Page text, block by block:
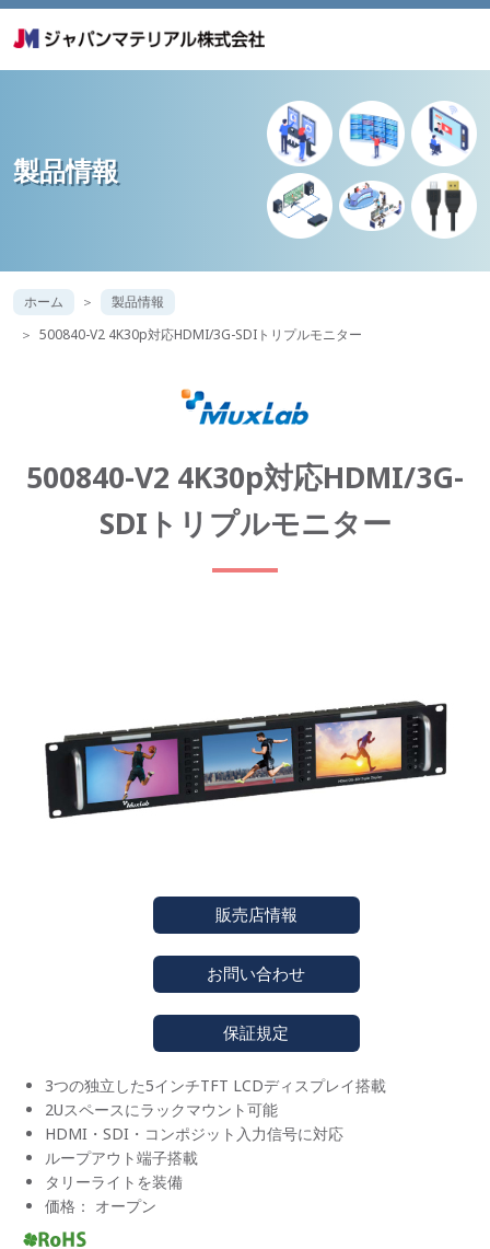
製品情報
ホーム
製品情報
500840-V2 4K30p対応HDMI/3G-SDIトリプルモニター
500840-V2 4K30p対応HDMI/3G-
SDIトリプルモニター
販売店情報
お問い合わせ
保証規定
3つの独立した5インチTFT LCDディスプレイ搭載
2Uスペースにラックマウント可能
HDMI・SDI・コンポジット入力信号に対応
ループアウト端子搭載
タリーライトを装備
価格： オープン